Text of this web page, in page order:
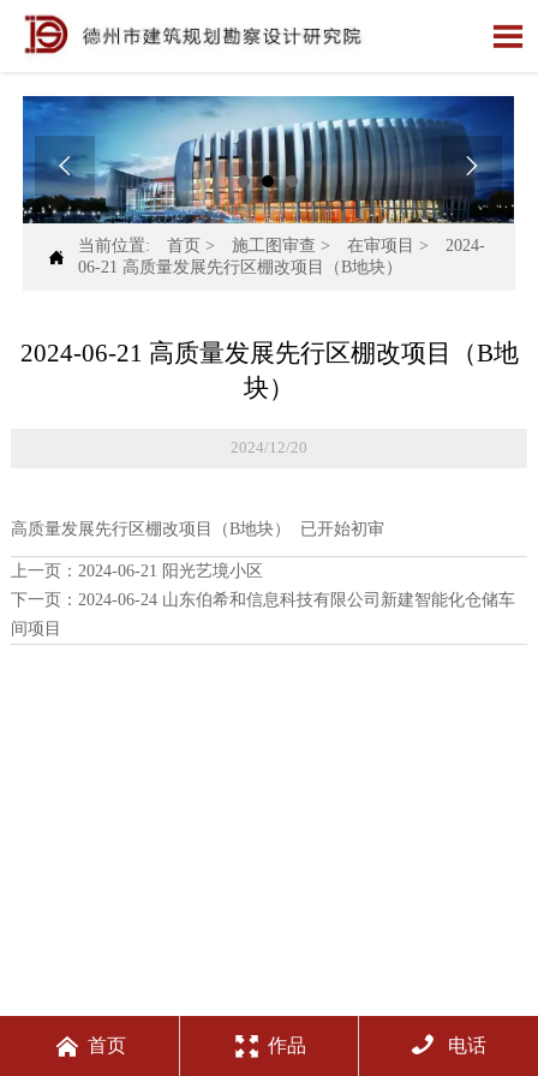

 

当前位置: 首页 > 施工图审查 > 在审项目 >
2024-
06-21 高质量发展先行区棚改项目（B地块）
2024-06-21 高质量发展先行区棚改项目（B地
块）
2024/12/20
高质量发展先行区棚改项目（B地块） 已开始初审
上一页：
2024-06-21 阳光艺境小区
下一页： 2024-06-24 山东伯希和信息科技有限公司新建智能化仓储车
间项目
 首页  作品  电话